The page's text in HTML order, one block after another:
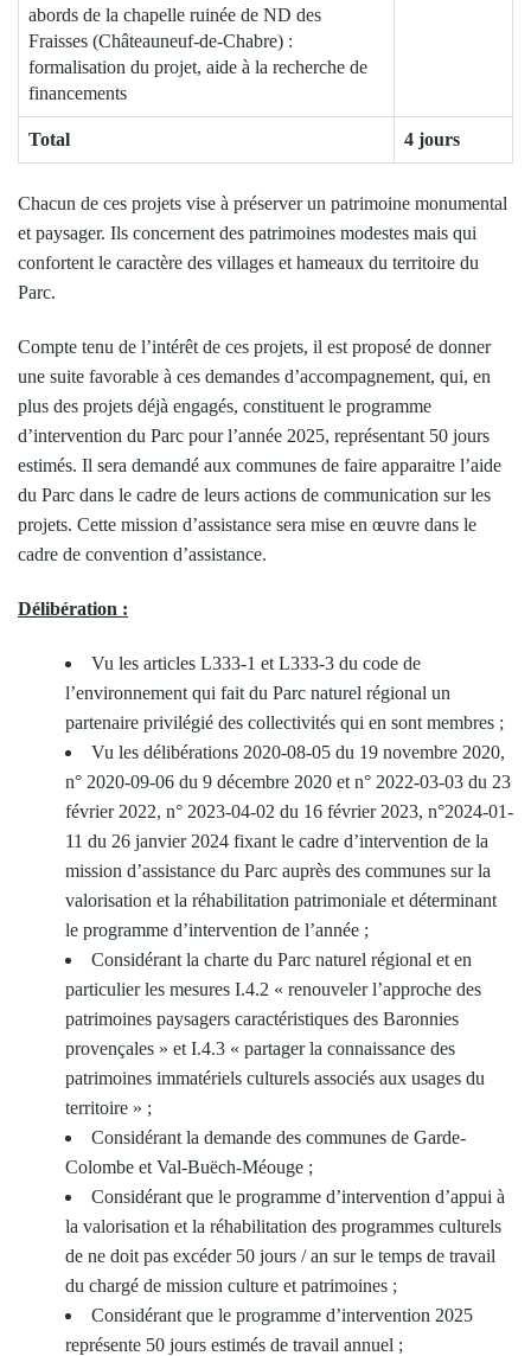
abords de la chapelle ruinée de ND des
Fraisses (Châteauneuf-de-Chabre) :
formalisation du projet, aide à la recherche de
financements
Total 4 jours
Chacun de ces projets vise à préserver un patrimoine monumental
et paysager. Ils concernent des patrimoines modestes mais qui
confortent le caractère des villages et hameaux du territoire du
Parc.
Compte tenu de l’intérêt de ces projets, il est proposé de donner
une suite favorable à ces demandes d’accompagnement, qui, en
plus des projets déjà engagés, constituent le programme
d’intervention du Parc pour l’année 2025, représentant 50 jours
estimés. Il sera demandé aux communes de faire apparaitre l’aide
du Parc dans le cadre de leurs actions de communication sur les
projets. Cette mission d’assistance sera mise en œuvre dans le
cadre de convention d’assistance.
Délibération :
Vu les articles L333-1 et L333-3 du code de
l’environnement qui fait du Parc naturel régional un
partenaire privilégié des collectivités qui en sont membres ;
Vu les délibérations 2020-08-05 du 19 novembre 2020,
n° 2020-09-06 du 9 décembre 2020 et n° 2022-03-03 du 23
février 2022, n° 2023-04-02 du 16 février 2023, n°2024-01-
11 du 26 janvier 2024 fixant le cadre d’intervention de la
mission d’assistance du Parc auprès des communes sur la
valorisation et la réhabilitation patrimoniale et déterminant
le programme d’intervention de l’année ;
Considérant la charte du Parc naturel régional et en
particulier les mesures I.4.2 « renouveler l’approche des
patrimoines paysagers caractéristiques des Baronnies
provençales » et I.4.3 « partager la connaissance des
patrimoines immatériels culturels associés aux usages du
territoire » ;
Considérant la demande des communes de Garde-
Colombe et Val-Buëch-Méouge ;
Considérant que le programme d’intervention d’appui à
la valorisation et la réhabilitation des programmes culturels
de ne doit pas excéder 50 jours / an sur le temps de travail
du chargé de mission culture et patrimoines ;
Considérant que le programme d’intervention 2025
représente 50 jours estimés de travail annuel ;